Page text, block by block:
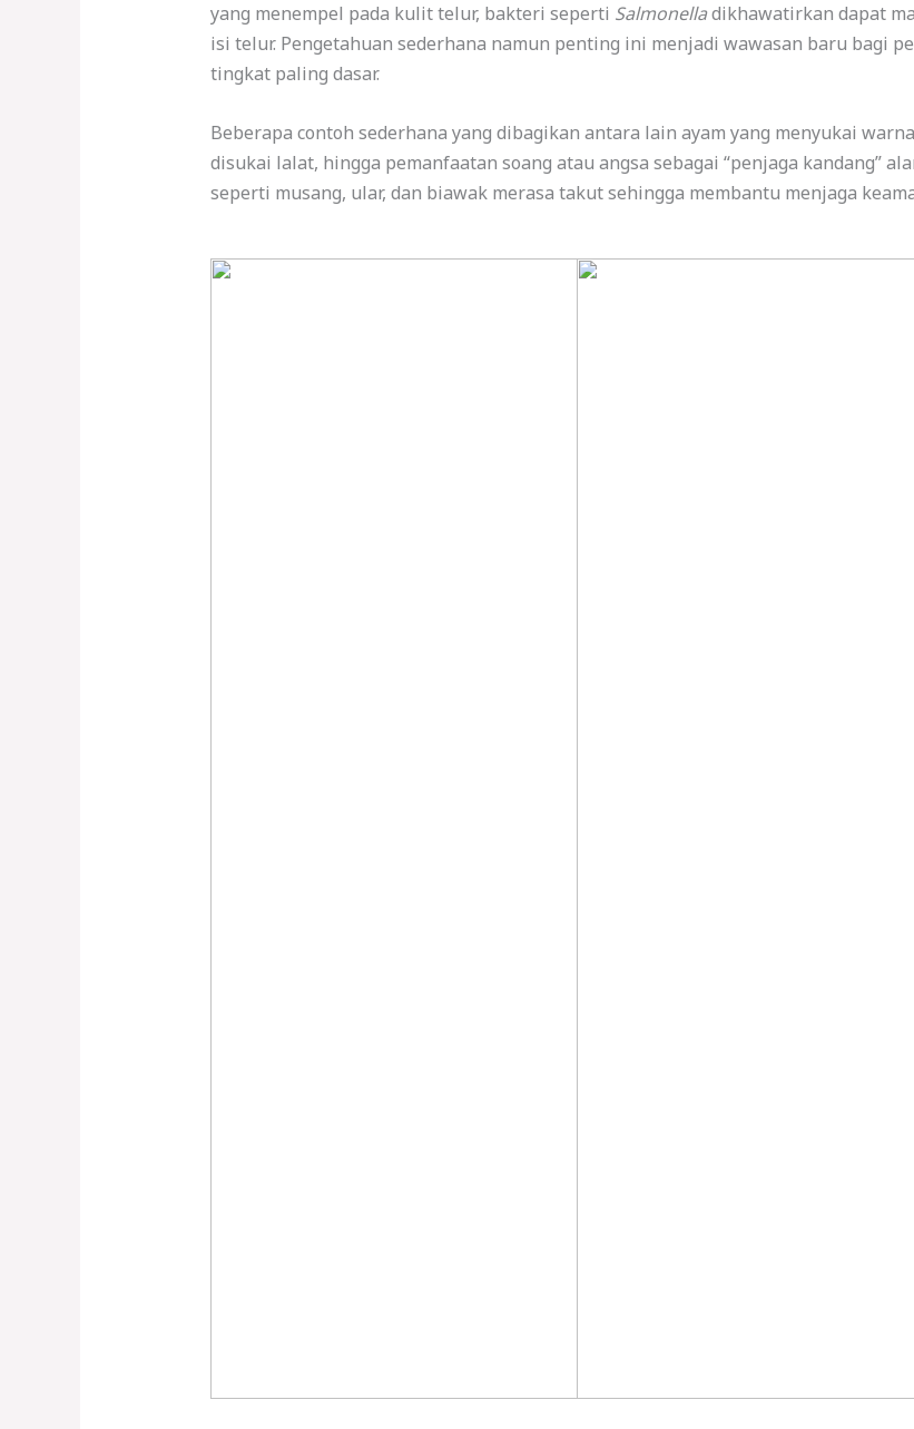
yang menempel pada kulit telur, bakteri seperti Salmonelladikhawatirkan dapat
isi telur. Pengetahuan sederhana namun penting ini menjadi wawasan baru bagi
tingkat paling dasar.
Beberapa contoh sederhana yang dibagikan antara lain ayam yang menyukai
disukai lalat, hingga pemanfaatan soang atau angsa sebagai “penjaga kandang”
seperti musang, ular, dan biawak merasa takut sehingga membantu menjaga